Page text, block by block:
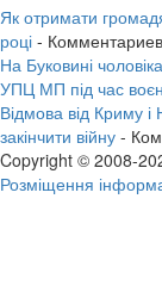
Як отримати
році -
На Буковині
УПЦ МП під час
Відмова від Криму
закінчити війну -
Copyright © 2008-
Розміщення